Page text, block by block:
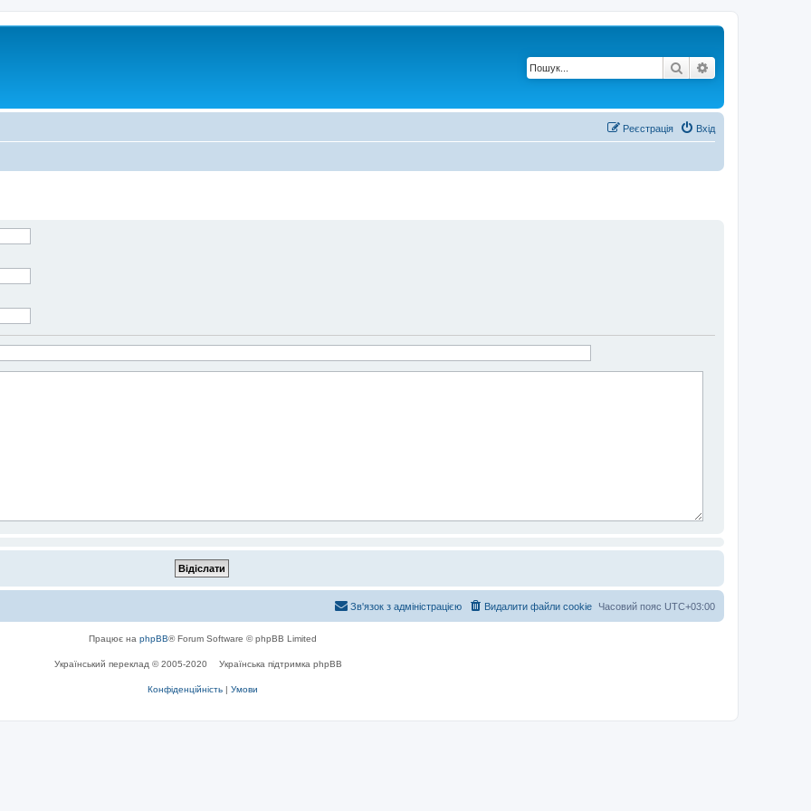
Пошук
Вхід
Реєстрація
Часовий пояс UTC+03:00
Видалити файли cookie
Зв'язок з адміністрацією
Працює на phpBB® Forum Software © phpBB Limited
Український переклад © 2005-2020 Українська підтримка phpBB
Конфіденційність | Умови